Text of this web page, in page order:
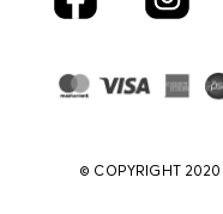
© COPYRIGHT 2020